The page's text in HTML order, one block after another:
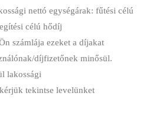
nettó egységárak: fűtési célú
célú hődíj
számlája ezeket a díjakat
díjfizetőnek minősül.
lakossági
tekintse levelünket